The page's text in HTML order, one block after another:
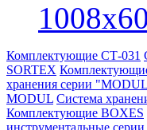
Комплектующие СТ-031
SORTEX
хранения серии
MODUL Система
Комплектующие BOXES
инструментальные